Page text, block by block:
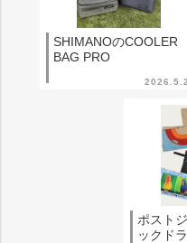
SHIMANOのCOOLER
BAG PRO
ポスト
ックド